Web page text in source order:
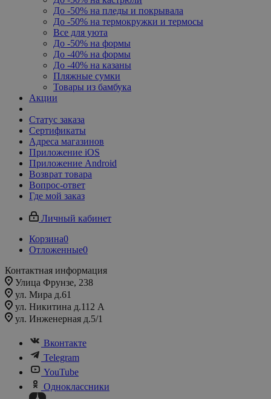
До -50% на пледы и покрывала
До -50% на термокружки и термосы
Все для уюта
До -50% на формы
До -40% на формы
До -40% на казаны
Пляжные сумки
Товары из бамбука
Акции
Статус заказа
Сертификаты
Адреса магазинов
Приложение iOS
Приложение Android
Возврат товара
Вопрос-ответ
Где мой заказ
Личный кабинет
Корзина0
Отложенные0
Контактная информация
Улица Фрунзе, 238​
ул. Мира д.61
ул. Никитина д.112 А
ул. Инженерная д.5/1
Вконтакте
Telegram
YouTube
Одноклассники